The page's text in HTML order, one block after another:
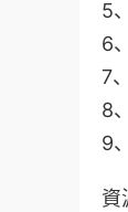
5
6
7
8
9
資